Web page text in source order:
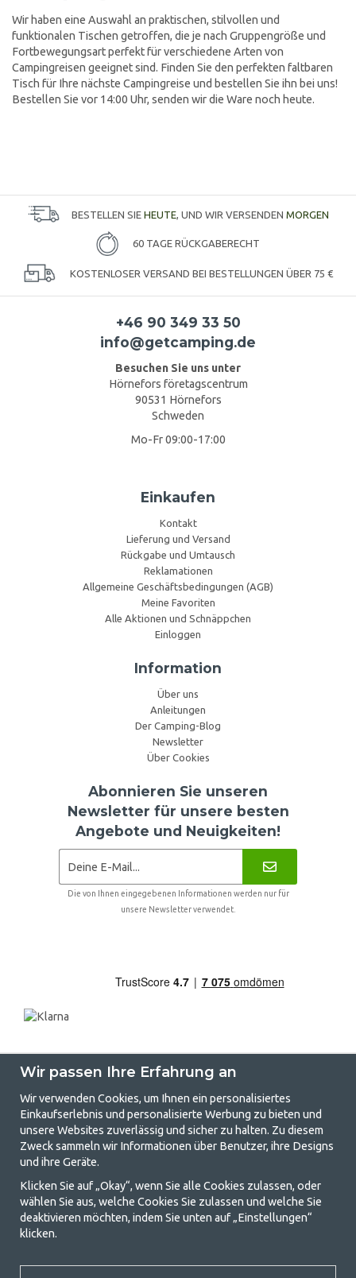
Wir haben eine Auswahl an praktischen, stilvollen und
funktionalen Tischen getroffen, die je nach Gruppengröße und
Fortbewegungsart perfekt für verschiedene Arten von
Campingreisen geeignet sind. Finden Sie den perfekten faltbaren
Tisch für Ihre nächste Campingreise und bestellen Sie ihn bei uns!
Bestellen Sie vor 14:00 Uhr, senden wir die Ware noch heute.
BESTELLEN SIE HEUTE, UND WIR VERSENDEN MORGEN
60 TAGE RÜCKGABERECHT
KOSTENLOSER VERSAND BEI BESTELLUNGEN ÜBER 75 €
+46 90 349 33 50
info@getcamping.de
Besuchen Sie uns unter
Hörnefors företagscentrum
90531 Hörnefors
Schweden
Mo-Fr 09:00-17:00
Einkaufen
Kontakt
Lieferung und Versand
Rückgabe und Umtausch
Reklamationen
Allgemeine Geschäftsbedingungen (AGB)
Meine Favoriten
Alle Aktionen und Schnäppchen
Einloggen
Information
Über uns
Anleitungen
Der Camping-Blog
Newsletter
Über Cookies
Abonnieren Sie unseren
Newsletter für unsere besten
Angebote und Neuigkeiten!
Die von Ihnen eingegebenen Informationen werden nur für
unsere Newsletter verwendet.
GetCamping.de - Ihr Geschäft für
Camping und Outdoor-Leben
Camping kann entweder ein Lebensstil sein oder eine Möglichkeit, die
Familie für ein gemeinsames Abenteuer zusammenzubringen. Egal, zu
welcher Kategorie Sie gehören, bei uns finden Sie alles, was Sie an
Campingzubehör benötigen. Wir finden, dass Camping für alle
Familienzelte, Wohnwagenvorzelte und alle anderen Ausrüstungen für
Wir passen Ihre Erfahrung an
Wir verwenden Cookies, um Ihnen ein personalisiertes
Einkaufserlebnis und personalisierte Werbung zu bieten und
unsere Websites zuverlässig und sicher zu halten. Zu diesem
Zweck sammeln wir Informationen über Benutzer, ihre Designs
und ihre Geräte.
Klicken Sie auf „Okay“, wenn Sie alle Cookies zulassen, oder
wählen Sie aus, welche Cookies Sie zulassen und welche Sie
deaktivieren möchten, indem Sie unten auf „Einstellungen“
klicken.